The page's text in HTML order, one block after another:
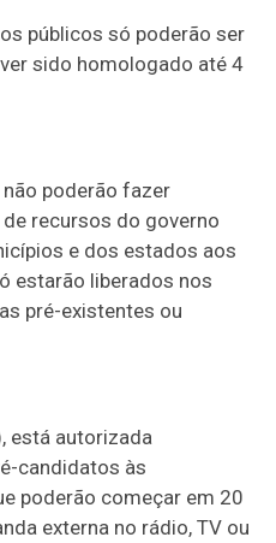
públicos só poderão ser
sido homologado até 4
poderão fazer
recursos do governo
e dos estados aos
estarão liberados nos
pré-existentes ou
está autorizada
candidatos às
poderão começar em 20
externa no rádio, TV ou